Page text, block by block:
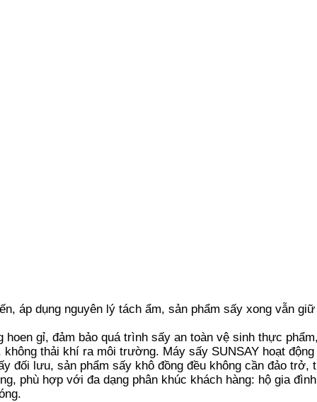
áp dụng nguyên lý tách ẩm, sản phẩm sấy xong vẫn
gỉ, đảm bảo quá trình sấy an toàn vệ sinh thực
thải khí ra môi trường. Máy sấy SUNSAY hoạt
đối lưu, sản phẩm sấy khô đồng đều không cần đảo
phù hợp với đa dạng phân khúc khách hàng: hộ gia